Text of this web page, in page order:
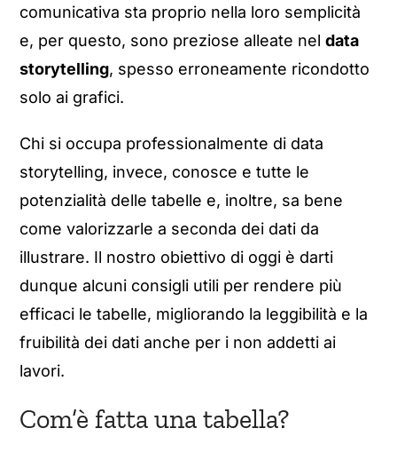
comunicativa sta proprio nella loro semplicità
e, per questo, sono preziose alleate neldata
storytelling, spesso erroneamente ricondotto
solo ai grafici.
Chi si occupa professionalmente di data
storytelling, invece, conosce e tutte le
potenzialità delle tabelle e, inoltre, sa bene
come valorizzarle a seconda dei dati da
illustrare. Il nostro obiettivo di oggi è darti
dunque alcuni consigli utili per rendere più
efficaci le tabelle, migliorando la leggibilità e la
fruibilità dei dati anche per i non addetti ai
lavori.
Com’è fatta una tabella?